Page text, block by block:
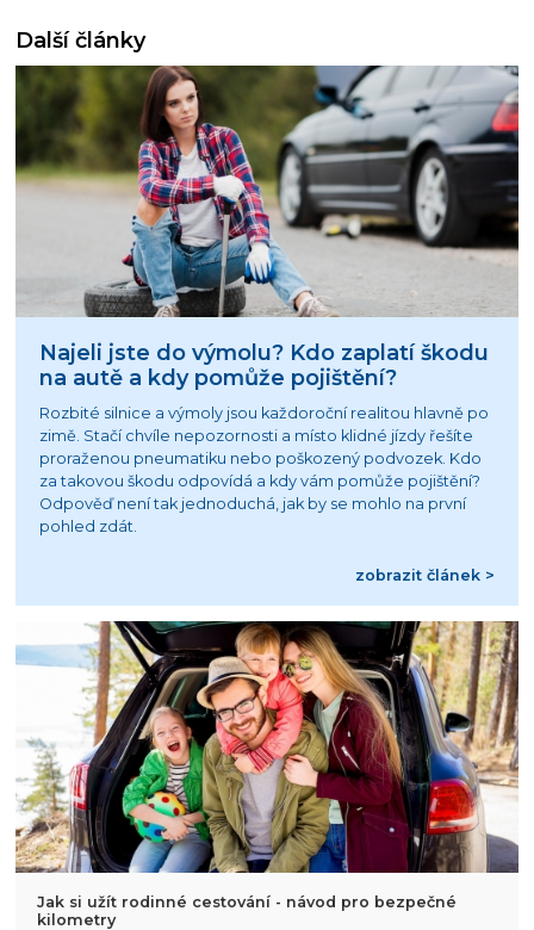
Další články
Najeli jste do výmolu? Kdo zaplatí škodu
na autě a kdy pomůže pojištění?
Rozbité silnice a výmoly jsou každoroční realitou hlavně po
zimě. Stačí chvíle nepozornosti a místo klidné jízdy řešíte
proraženou pneumatiku nebo poškozený podvozek. Kdo
za takovou škodu odpovídá a kdy vám pomůže pojištění?
Odpověď není tak jednoduchá, jak by se mohlo na první
pohled zdát.
zobrazit článek >
Jak si užít rodinné cestování - návod pro bezpečné
kilometry